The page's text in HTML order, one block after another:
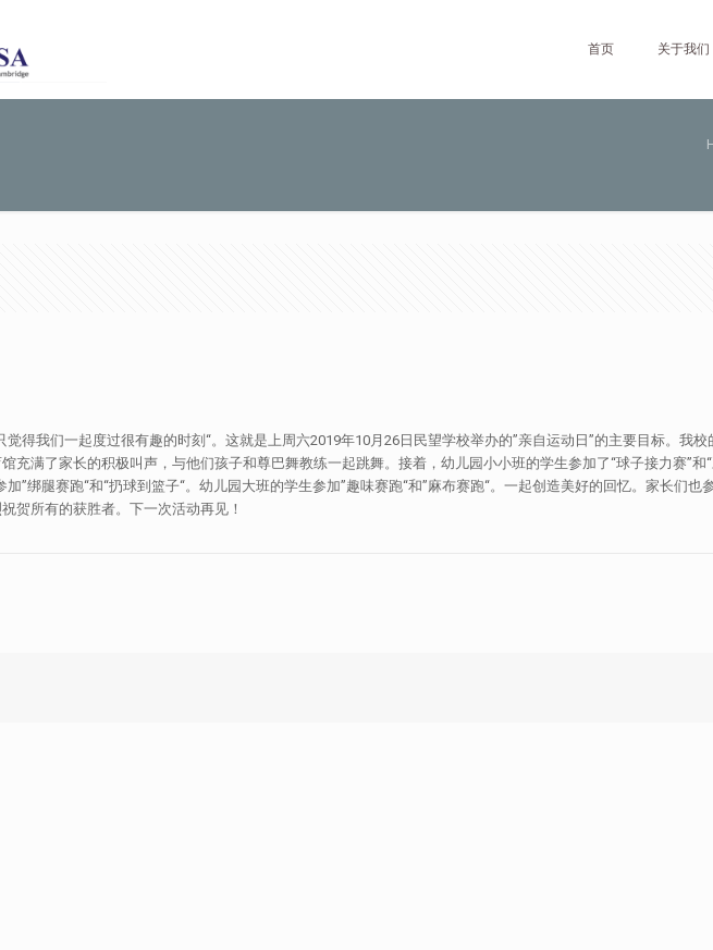
首页 关于我们
觉得我们一起度过很有趣的时刻“。这就是上周六2019年10月26日民望学校举办的”亲自运动日”的主要目标。我
充满了家长的积极叫声，与他们孩子和尊巴舞教练一起跳舞。接着，幼儿园小小班的学生参加了“球子接力赛”和
”绑腿赛跑“和“扔球到篮子“。幼儿园大班的学生参加”趣味赛跑“和”麻布赛跑“。一起创造美好的回忆。家长们
贺所有的获胜者。下一次活动再见！